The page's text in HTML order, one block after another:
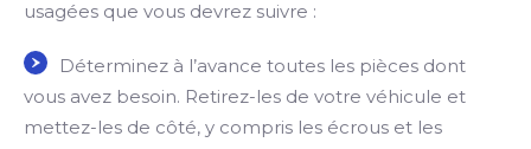
usagées que vous devrez suivre :
Déterminez à l’avance toutes les pièces dont
vous avez besoin. Retirez-les de votre véhicule et
mettez-les de côté, y compris les écrous et les